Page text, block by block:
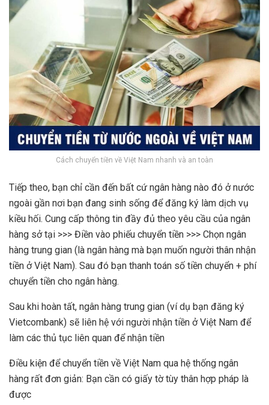
Cách chuyển tiền về Việt Nam nhanh và an toàn
Tiếp theo, bạn chỉ cần đến bất cứ ngân hàng nào đó ở nước
ngoài gần nơi bạn đang sinh sống để đăng ký làm dịch vụ
kiều hối. Cung cấp thông tin đầy đủ theo yêu cầu của ngân
hàng sở tại >>> Điền vào phiếu chuyển tiền >>> Chọn ngân
hàng trung gian (là ngân hàng mà bạn muốn người thân nhận
tiền ở Việt Nam). Sau đó bạn thanh toán số tiền chuyển + phí
chuyển tiền cho ngân hàng.
Sau khi hoàn tất, ngân hàng trung gian (ví dụ bạn đăng ký
Vietcombank) sẽ liên hệ với người nhận tiền ở Việt Nam để
làm các thủ tục liên quan để nhận tiền
Điều kiện để chuyển tiền về Việt Nam qua hệ thống ngân
hàng rất đơn giản: Bạn cần có giấy tờ tùy thân hợp pháp là
được